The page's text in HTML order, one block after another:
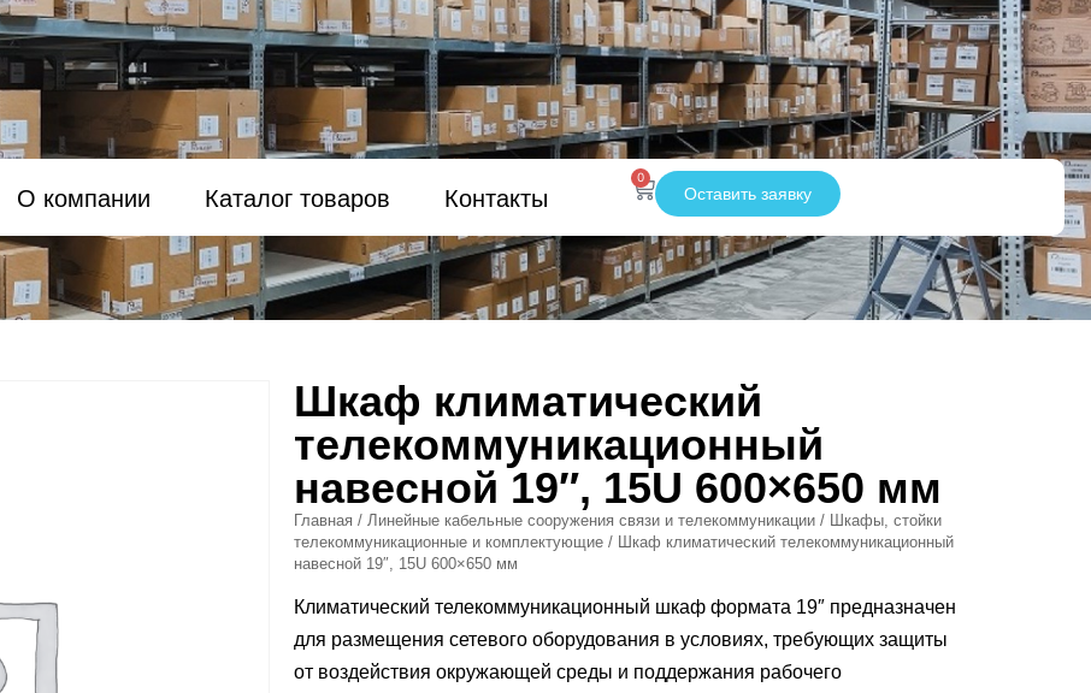
О компании Каталог товаров Контакты
0
Оставить заявку
Шкаф климатический
телекоммуникационный
навесной 19″, 15U 600×650 мм
Главная / Линейные кабельные сооружения связи и телекоммуникации / Шкафы, стойки
телекоммуникационные и комплектующие / Шкаф климатический телекоммуникационный
навесной 19″, 15U 600×650 мм
Климатический телекоммуникационный шкаф формата 19″ предназначен
для размещения сетевого оборудования в условиях, требующих защиты
от воздействия окружающей среды и поддержания рабочего